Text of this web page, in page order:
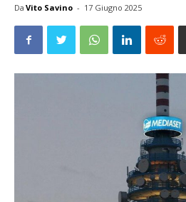
Da Vito Savino - 17 Giugno 2025